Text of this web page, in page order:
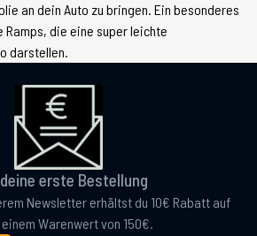
an dein Auto zu bringen. Ein besonderes
Ramps, die eine super leichte
darstellen.
erste Bestellung
Newsletter erhältst du 10€ Rabatt auf
Warenwert von 150€.